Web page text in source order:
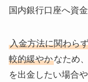
国内銀行口座へ資
入金方法に関わら
較的緩やかなため
を出金したい場合